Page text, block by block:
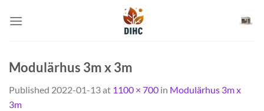
Modulärhus 3m x 3m
Published 2022-01-13at 1100 × 700 in Modulärhus 3m x
3m